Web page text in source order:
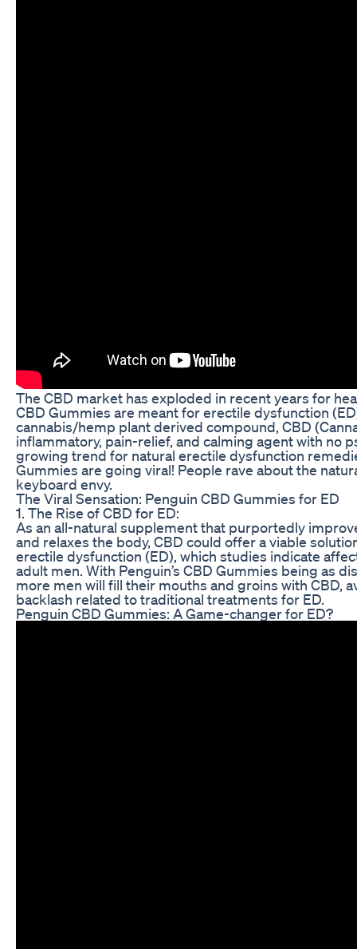
The CBD market has exploded in recent years for
CBD Gummies are meant for erectile dysfunction
cannabis/hemp plant derived compound, CBD
inflammatory, pain-relief, and calming agent with no
growing trend for natural erectile dysfunction
Gummies are going viral! People rave about the
keyboard envy.
The Viral Sensation: Penguin CBD Gummies for ED
1. The Rise of CBD for ED:
As an all-natural supplement that purportedly
and relaxes the body, CBD could offer a viable
erectile dysfunction (ED), which studies indicate
adult men. With Penguin’s CBD Gummies being as
more men will fill their mouths and groins with CBD,
backlash related to traditional treatments for ED.
Penguin CBD Gummies: A Game-changer for ED?